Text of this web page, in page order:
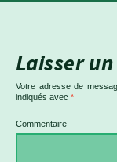
Laisser
Votre adresse de
indiqués avec *
Commentaire